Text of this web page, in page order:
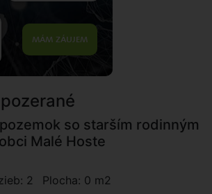
so starším rodinným
Malé Hoste
2 Plocha: 0 m2